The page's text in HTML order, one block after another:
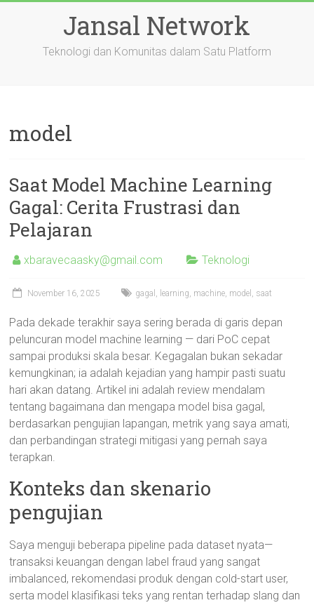
Jansal Network
Teknologi dan Komunitas dalam Satu Platform
model
Saat Model Machine Learning
Gagal: Cerita Frustrasi dan
Pelajaran
xbaravecaasky@gmail.com Teknologi
November 16, 2025 gagal , learning, machine, model , saat
Pada dekade terakhir saya sering berada di garis depan
peluncuran model machine learning — dari PoC cepat
sampai produksi skala besar. Kegagalan bukan sekadar
kemungkinan; ia adalah kejadian yang hampir pasti suatu
hari akan datang. Artikel ini adalah review mendalam
tentang bagaimana dan mengapa model bisa gagal,
berdasarkan pengujian lapangan, metrik yang saya amati,
dan perbandingan strategi mitigasi yang pernah saya
terapkan.
Konteks dan skenario
pengujian
Saya menguji beberapa pipeline pada dataset nyata—
transaksi keuangan dengan label fraud yang sangat
imbalanced, rekomendasi produk dengan cold-start user,
serta model klasifikasi teks yang rentan terhadap slang dan